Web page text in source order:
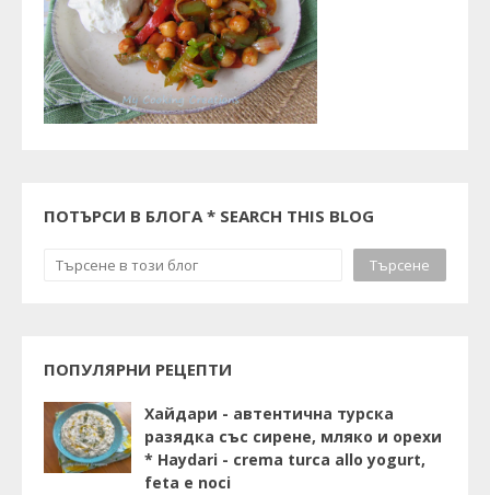
ПОТЪРСИ В БЛОГА * SEARCH THIS BLOG
ПОПУЛЯРНИ РЕЦЕПТИ
Хайдари - автентична турска
разядка със сирене, мляко и орехи
* Haydari - crema turca allo yogurt,
feta e noci